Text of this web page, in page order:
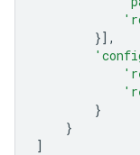
}],
}
}
]